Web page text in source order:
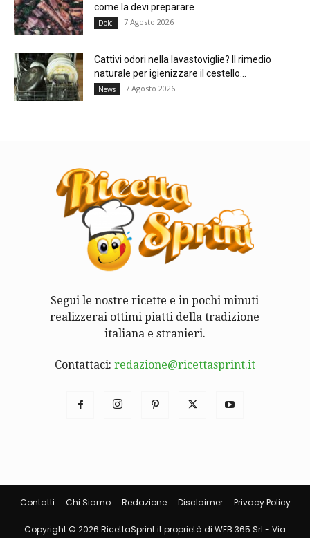
come la devi preparare
Dolci 7 Agosto 2026
Cattivi odori nella lavastoviglie? Il rimedio
naturale per igienizzare il cestello...
News 7 Agosto 2026
Segui le nostre ricette e in pochi minuti
realizzerai ottimi piatti della tradizione
italiana e stranieri.
Contattaci: redazione@ricettasprint.it
Contatti Chi Siamo Redazione Disclaimer Privacy Policy
Copyright © 2026 RicettaSprint.it proprietà di WEB 365 Srl - Via